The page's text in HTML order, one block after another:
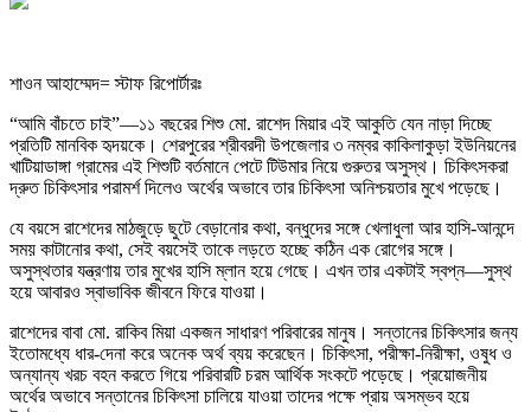
শাওন আহাম্মেদ= স্টাফ রিপোর্টারঃ
“আমি বাঁচতে চাই”—১১ বছরের শিশু মো. রাশেদ মিয়ার এই আকুতি যেন নাড়া দিচ্ছে
প্রতিটি মানবিক হৃদয়কে। শেরপুরের শ্রীবরদী উপজেলার ৩ নম্বর কাকিলাকুড়া ইউনিয়নের
খাটিয়াডাঙ্গা গ্রামের এই শিশুটি বর্তমানে পেটে টিউমার নিয়ে গুরুতর অসুস্থ। চিকিৎসকরা
দ্রুত চিকিৎসার পরামর্শ দিলেও অর্থের অভাবে তার চিকিৎসা অনিশ্চয়তার মুখে পড়েছে।
যে বয়সে রাশেদের মাঠজুড়ে ছুটে বেড়ানোর কথা, বন্ধুদের সঙ্গে খেলাধুলা আর হাসি-আনন্দে
সময় কাটানোর কথা, সেই বয়সেই তাকে লড়তে হচ্ছে কঠিন এক রোগের সঙ্গে।
অসুস্থতার যন্ত্রণায় তার মুখের হাসি ম্লান হয়ে গেছে। এখন তার একটাই স্বপ্ন—সুস্থ
হয়ে আবারও স্বাভাবিক জীবনে ফিরে যাওয়া।
রাশেদের বাবা মো. রাকিব মিয়া একজন সাধারণ পরিবারের মানুষ। সন্তানের চিকিৎসার জন্য
ইতোমধ্যে ধার-দেনা করে অনেক অর্থ ব্যয় করেছেন। চিকিৎসা, পরীক্ষা-নিরীক্ষা, ওষুধ ও
অন্যান্য খরচ বহন করতে গিয়ে পরিবারটি চরম আর্থিক সংকটে পড়েছে। প্রয়োজনীয়
অর্থের অভাবে সন্তানের চিকিৎসা চালিয়ে যাওয়া তাদের পক্ষে প্রায় অসম্ভব হয়ে